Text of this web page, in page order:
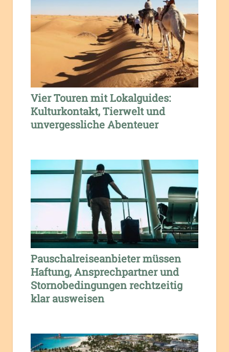
Vier Touren mit Lokalguides:
Kulturkontakt, Tierwelt und
unvergessliche Abenteuer
Pauschalreiseanbieter müssen
Haftung, Ansprechpartner und
Stornobedingungen rechtzeitig
klar ausweisen